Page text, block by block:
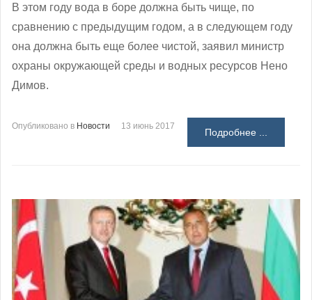
В этом году вода в боре должна быть чище, по
сравнению с предыдущим годом, а в следующем году
она должна быть еще более чистой, заявил министр
охраны окружающей среды и водных ресурсов Нено
Димов.
Опубликовано в Новости 13 июнь 2017
Подробнее ...